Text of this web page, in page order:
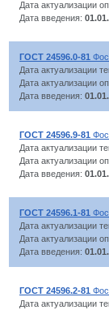
Дата актуализации
Дата введения:
ГОСТ 24596.0-81
Дата актуализации
Дата актуализации
Дата введения:
ГОСТ 24596.9-81
Дата актуализации
Дата актуализации
Дата введения:
ГОСТ 24596.1-81
Дата актуализации
Дата актуализации
Дата введения:
ГОСТ 24596.2-81
Дата актуализации